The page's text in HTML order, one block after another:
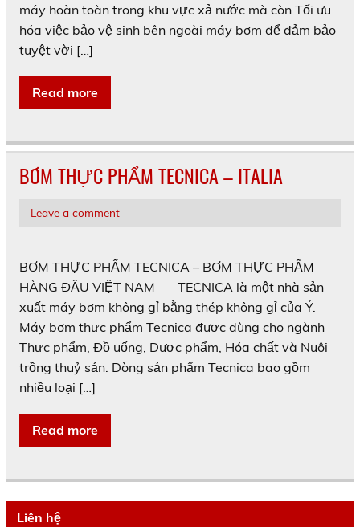
máy hoàn toàn trong khu vực xả nước mà còn Tối ưu
hóa việc bảo vệ sinh bên ngoài máy bơm để đảm bảo
tuyệt vời […]
Read more
BƠM THỰC PHẨM TECNICA – ITALIA
Leave a comment
BƠM THỰC PHẨM TECNICA – BƠM THỰC PHẨM
HÀNG ĐẦU VIỆT NAM TECNICA là một nhà sản
xuất máy bơm không gỉ bằng thép không gỉ của Ý.
Máy bơm thực phẩm Tecnica được dùng cho ngành
Thực phẩm, Đồ uống, Dược phẩm, Hóa chất và Nuôi
trồng thuỷ sản. Dòng sản phẩm Tecnica bao gồm
nhiều loại […]
Read more
Liên hệ